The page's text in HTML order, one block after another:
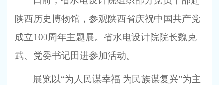
陕西历史博物馆，参观陕西省庆祝中国共产党
成立100周年主题展。省水电设计院院长魏克
武、党委书记田进参加活动。
展览以“为人民谋幸福 为民族谋复兴”为主